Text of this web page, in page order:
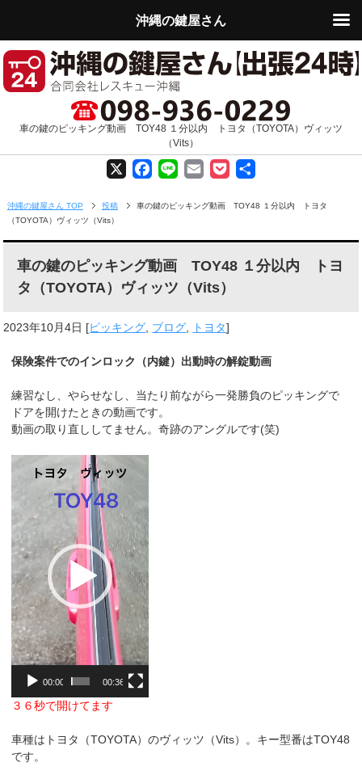
車の鍵のピッキング動画 TOY48 １分以内 トヨタ（TOYOTA）ヴィッツ
（Vits）
X F
a
e
b
L
i
E
m
i
l
P
o
k
有
沖縄の鍵屋さん TOP 投稿
車の鍵のピッキング動画 TOY48 １分以内 トヨタ
（TOYOTA）ヴィッツ（Vits）
車の鍵のピッキング動画 TOY48 １分以内 トヨ
タ（TOYOTA）ヴィッツ（Vits）
2023年10月4日 [ピッキング, ブログ, トヨタ]
保険案件でのインロック（内鍵）出動時の解錠動画
練習なし、やらせなし、当たり前ながら一発勝負のピッキングで
ドアを開けたときの動画です。
動画の取り直ししてません。奇跡のアングルです(笑)
レ
ー
ヤ
00:00 00:36
３６秒で開けてます
車種はトヨタ（TOYOTA）のヴィッツ（Vits）。キー型番はTOY48
です。
沖縄の鍵屋さん